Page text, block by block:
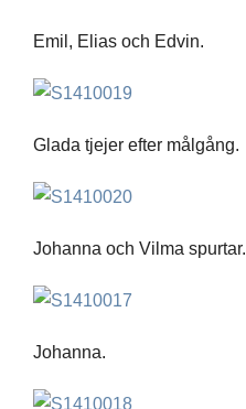
Emil, Elias och Edvin.
Glada tjejer efter målgång.
Johanna och Vilma spurtar.
Johanna.